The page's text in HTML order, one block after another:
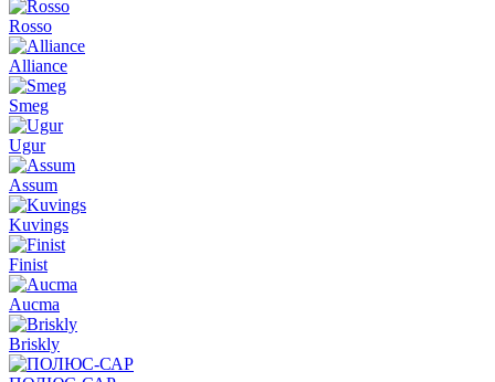
Rosso
Alliance
Smeg
Ugur
Assum
Kuvings
Finist
Aucma
Briskly